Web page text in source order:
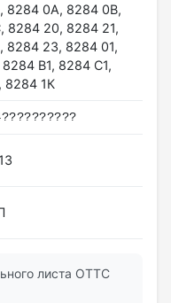
8284 0А, 8284 0В,
8284 20, 8284 21,
8284 23, 8284 01,
8284 В1, 8284 С1,
8284 1К
листа ОТТС